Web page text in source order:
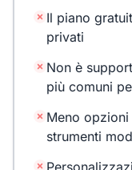
Il piano
privati
Non è
più comuni
Meno
strumenti